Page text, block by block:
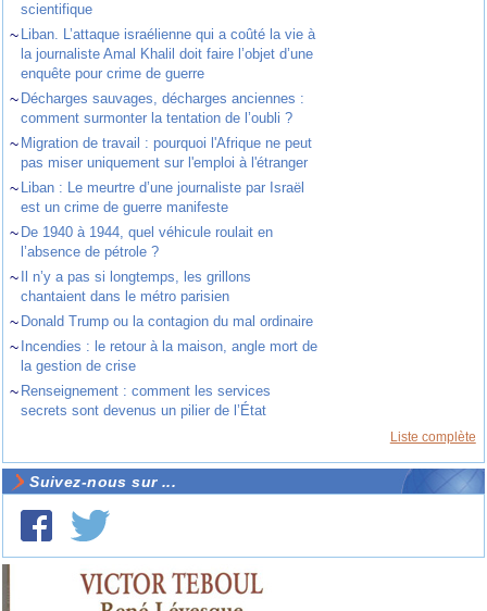
scientifique
~ Liban. L’attaque israélienne qui a coûté la vie à
la journaliste Amal Khalil doit faire l’objet d’une
enquête pour crime de guerre
~ Décharges sauvages, décharges anciennes :
comment surmonter la tentation de l’oubli ?
~ Migration de travail : pourquoi l'Afrique ne peut
pas miser uniquement sur l'emploi à l'étranger
~ Liban : Le meurtre d’une journaliste par Israël
est un crime de guerre manifeste
~ De 1940 à 1944, quel véhicule roulait en
l’absence de pétrole ?
~
Il n’y a pas si longtemps, les grillons
chantaient dans le métro parisien
~ Donald Trump ou la contagion du mal ordinaire
~ Incendies : le retour à la maison, angle mort de
la gestion de crise
~ Renseignement : comment les services
secrets sont devenus un pilier de l’État
Liste complète
Suivez-nous sur ...